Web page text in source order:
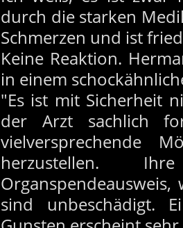
durch die starken
Schmerzen und ist
Keine Reaktion.
in einem
"Es ist mit Sicherheit
der Arzt sachlich
vielversprechende
herzustellen.
Organspendeausweis,
sind unbeschädigt.